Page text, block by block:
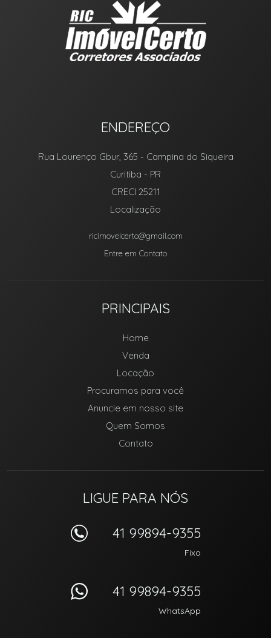
ENDEREÇO
Rua Lourenço Gbur, 365 - Campina do Siqueira
Curitiba - PR
CRECI 25211
Localização
ricimovelcerto@gmail.com
Entre em Contato
PRINCIPAIS
Home
Venda
Locação
Procuramos para você
Anuncie em nosso site
Quem Somos
Contato
LIGUE PARA NÓS
41 99894-9355
Fixo
41 99894-9355
WhatsApp